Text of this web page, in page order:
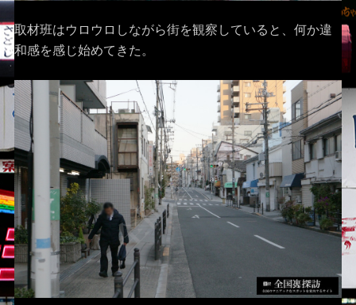
取材班はウロウロしながら街を観察していると、何か違
和感を感じ始めてきた。